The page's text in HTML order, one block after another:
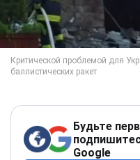
Будьте
Google